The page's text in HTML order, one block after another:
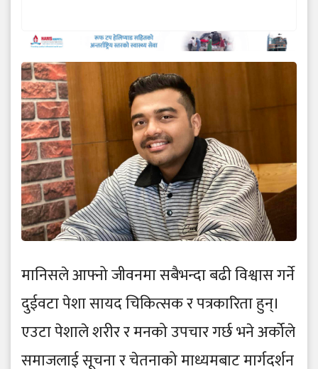
मानिसले आफ्नो जीवनमा सबैभन्दा बढी विश्वास गर्ने
दुईवटा पेशा सायद चिकित्सक र पत्रकारिता हुन्।
एउटा पेशाले शरीर र मनको उपचार गर्छ भने अर्कोले
समाजलाई सूचना र चेतनाको माध्यमबाट मार्गदर्शन